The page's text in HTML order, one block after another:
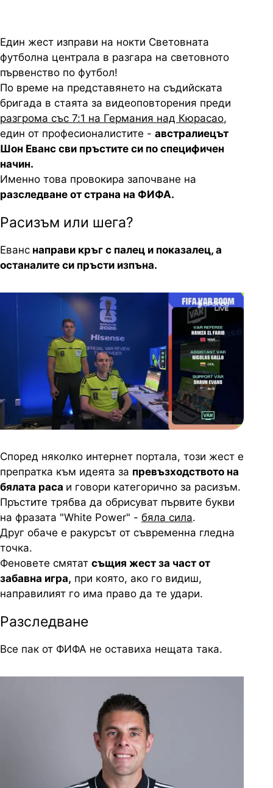
Един жест изправи на нокти Световната
футболна централа в разгара на световното
първенство по футбол!
По време на представянето на съдийската
бригада в стаята за видеоповторения преди
разгрома със 7:1 на Германия над Кюрасао,
един от професионалистите - австралиецът
Шон Еванс сви пръстите си по специфичен
начин.
Именно това провокира започване на
разследване от страна на ФИФА.
Расизъм или шега?
Еванс направи кръг с палец и показалец, а
останалите си пръсти изпъна.
Според няколко интернет портала, този жест е
препратка към идеята за превъзходството на
бялата раса и говори категорично за расизъм.
Пръстите трябва да обрисуват първите букви
на фразата "White Power" - бяла сила.
Друг обаче е ракурсът от съвременна гледна
точка.
Феновете смятат същия жест за част от
забавна игра, при която, ако го видиш,
направилият го има право да те удари.
Разследване
Все пак от ФИФА не оставиха нещата така.